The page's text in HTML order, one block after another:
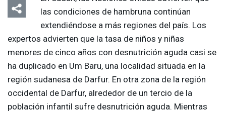
las condiciones de hambruna continúan
extendiéndose a más regiones del país. Los
expertos advierten que la tasa de niños y niñas
menores de cinco años con desnutrición aguda casi se
ha duplicado en Um Baru, una localidad situada en la
región sudanesa de Darfur. En otra zona de la región
occidental de Darfur, alrededor de un tercio de la
población infantil sufre desnutrición aguda. Mientras